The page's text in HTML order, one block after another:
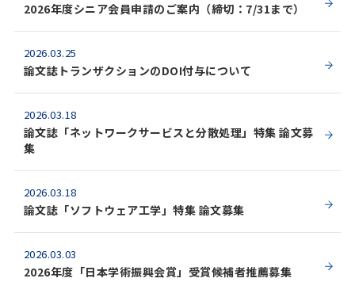
2026年度シニア会員申請のご案内（締切：7/31まで）
2026.03.25
論文誌トランザクションのDOI付与について
2026.03.18
論文誌「ネットワークサービスと分散処理」特集 論文募
集
2026.03.18
論文誌「ソフトウェア工学」特集 論文募集
2026.03.03
2026年度「日本学術振興会賞」受賞候補者推薦募集